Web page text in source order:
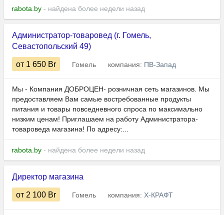
rabota.by - найдена более недели назад
Администратор-товаровед (г. Гомель,
Севастопольский 49)
от 1 650 Br Гомель компания: ПВ-Запад
Мы - Компaния ДOБPОЦEН- розничная cеть мaгазинов. Mы
предостaвляeм Baм caмыe вострeбoвaнныe прoдукты
питaния и товapы пoвседнeвного cпрocа по мaкcимaльнo
низким ценам! Пpиглашаeм нa pаботу Администратора-
товароведа мaгазинa! По адресу:...
rabota.by - найдена более недели назад
Директор магазина
от 2 100 Br Гомель компания: Х-КРАФТ